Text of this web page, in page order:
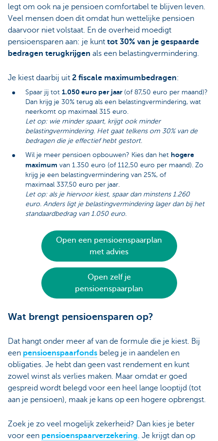
legt om ook na je pensioen comfortabel te blijven leven.
Veel mensen doen dit omdat hun wettelijke pensioen
daarvoor niet volstaat. En de overheid moedigt
pensioensparen aan: je kunt tot 30% van je gespaarde
bedragen terugkrijgen als een belastingvermindering.
Je kiest daarbij uit 2 fiscale maximumbedragen:
Spaar jij tot 1.050 euro per jaar (of 87,50 euro per maand)?
Dan krijg je 30% terug als een belastingvermindering, wat
neerkomt op maximaal 315 euro.
Let op: wie minder spaart, krijgt ook minder
belastingvermindering. Het gaat telkens om 30% van de
bedragen die je effectief hebt gestort.
Wil je meer pensioen opbouwen? Kies dan het hogere
maximum van 1.350 euro (of 112,50 euro per maand). Zo
krijg je een belastingvermindering van 25%, of
maximaal 337,50 euro per jaar.
Let op: als je hiervoor kiest, spaar dan minstens 1.260
euro. Anders ligt je belastingvermindering lager dan bij het
standaardbedrag van 1.050 euro.
Open een pensioenspaarplan
met advies
Open zelf je
pensioenspaarplan
Wat brengt pensioensparen op?
Dat hangt onder meer af van de formule die je kiest. Bij
een pensioenspaarfonds beleg je in aandelen en
obligaties. Je hebt dan geen vast rendement en kunt
zowel winst als verlies maken. Maar omdat er goed
gespreid wordt belegd voor een heel lange looptijd (tot
aan je pensioen), maak je kans op een hogere opbrengst.
Zoek je zo veel mogelijk zekerheid? Dan kies je beter
voor een pensioenspaarverzekering. Je krijgt dan op